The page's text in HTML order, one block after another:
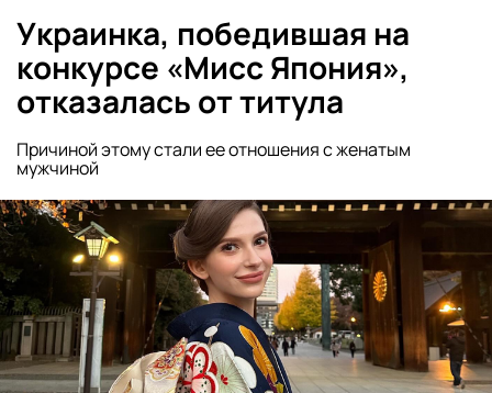
Украинка, победившая на
конкурсе «Мисс Япония»,
отказалась от титула
Причиной этому стали ее отношения с женатым
мужчиной